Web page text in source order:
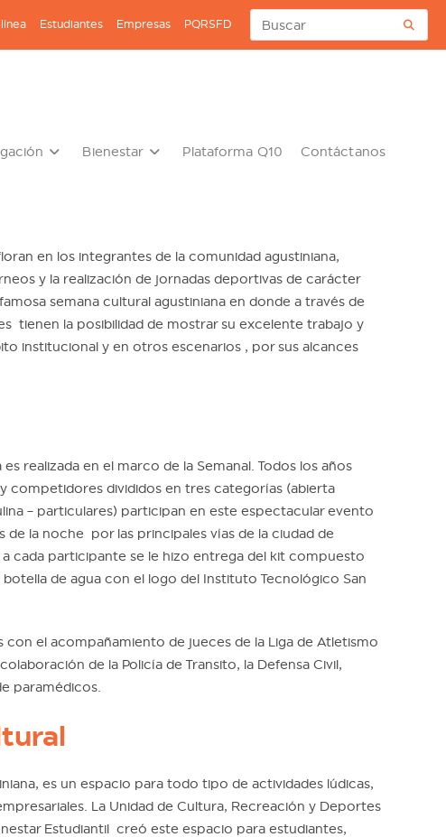
Estudiantes Empresas PQRSFD
Bienestar Plataforma Q10 Contáctanos
en los integrantes de la comunidad agustiniana,
y la realización de jornadas deportivas de carácter
semana cultural agustiniana en donde a través de
tienen la posibilidad de mostrar su excelente trabajo y
institucional y en otros escenarios , por sus alcances
realizada en el marco de la Semanal. Todos los años
competidores divididos en tres categorías (abierta
– particulares) participan en este espectacular evento
de la noche por las principales vías de la ciudad de
cada participante se le hizo entrega del kit compuesto
de agua con el logo del Instituto Tecnológico San
con el acompañamiento de jueces de la Liga de Atletismo
de la Policía de Transito, la Defensa Civil,
paramédicos.
es un espacio para todo tipo de actividades lúdicas,
La Unidad de Cultura, Recreación y Deportes
Estudiantil creó este espacio para estudiantes,